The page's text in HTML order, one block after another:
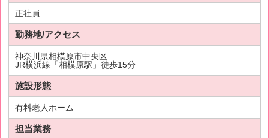
正社員
勤務地/アクセス
神奈川県相模原市中央区
JR横浜線「相模原駅」徒歩15分
施設形態
有料老人ホーム
担当業務